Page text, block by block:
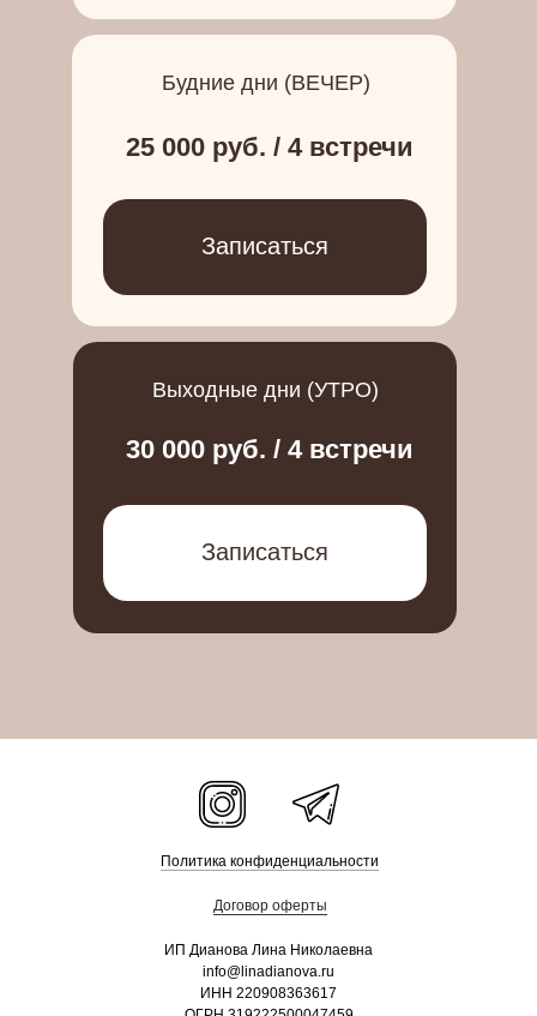
Будние дни (ВЕЧЕР)
Выходные дни (УТРО)
30 000 руб. / 4 встречи
25 000 руб. / 4 встречи
Записаться
Записаться
Политика конфиденциальности
Договор оферты
ИП Дианова Лина Николаевна
info@linadianova.ru
ИНН 220908363617